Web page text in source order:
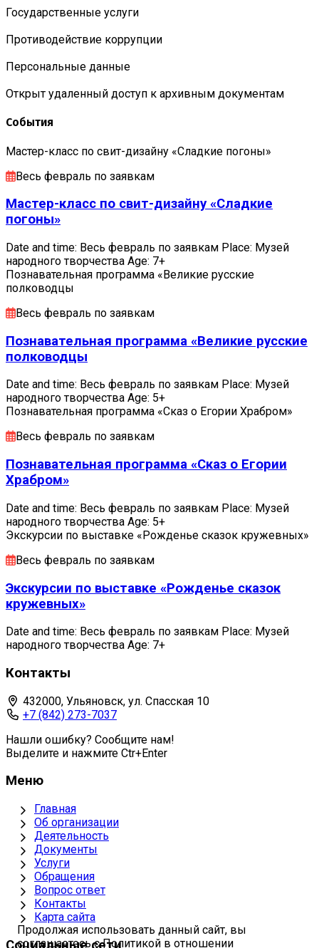
Государственные услуги
Противодействие коррупции
Персональные данные
Открыт удаленный доступ к архивным документам
События
Мастер-класс по свит-дизайну «Сладкие погоны»
Весь февраль по заявкам
Мастер-класс по свит-дизайну «Сладкие
погоны»
Date and time: Весь февраль по заявкам Place: Музей
народного творчества Age: 7+
Познавательная программа «Великие русские
полководцы
Весь февраль по заявкам
Познавательная программа «Великие русские
полководцы
Date and time: Весь февраль по заявкам Place: Музей
народного творчества Age: 5+
Познавательная программа «Сказ о Егории Храбром»
Весь февраль по заявкам
Познавательная программа «Сказ о Егории
Храбром»
Date and time: Весь февраль по заявкам Place: Музей
народного творчества Age: 5+
Экскурсии по выставке «Рожденье сказок кружевных»
Весь февраль по заявкам
Экскурсии по выставке «Рожденье сказок
кружевных»
Date and time: Весь февраль по заявкам Place: Музей
народного творчества Age: 7+
Контакты
432000, Ульяновск, ул. Спасская 10
+7 (842) 273-7037
Нашли ошибку? Сообщите нам!
Выделите и нажмите Ctr+Enter
Меню
Главная
Об организации
Деятельность
Документы
Услуги
Обращения
Вопрос ответ
Контакты
Карта сайта
Продолжая использовать данный сайт, вы
соглашаетесь с Политикой в отношении